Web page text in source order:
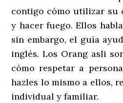
contigo cómo utilizar su
y hacer fuego. Ellos
sin embargo, el guía
inglés. Los Orang asli
cómo respetar a
hazles lo mismo a ellos,
individual y familiar.